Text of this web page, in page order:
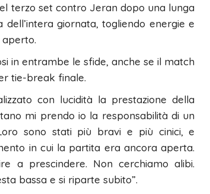
terzo set contro Jeran dopo una lunga
dell’intera giornata, togliendo energie e
in entrambe le sfide, anche se il match
tie-break finale.
con lucidità la prestazione della
mi prendo io la responsabilità di un
sono stati più bravi e più cinici, e
in cui la partita era ancora aperta.
a prescindere. Non cerchiamo alibi.
bassa e si riparte subito”.